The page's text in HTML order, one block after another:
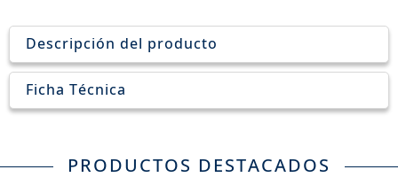
Descripción del producto
Ficha Técnica
PRODUCTOS DESTACADOS